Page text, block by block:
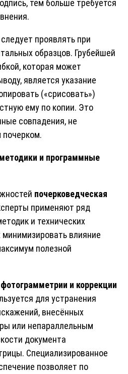
тем больше требуется
проявлять при
образцов. Грубейшей
которая может
является указание
(«срисовать»)
ему по копии. Это
совпадения, не
и программные
почерковедческая
применяют ряд
и технических
влияние
полезной
и коррекции
для устранения
внесённых
или непараллельным
документа
Специализированное
позволяет по